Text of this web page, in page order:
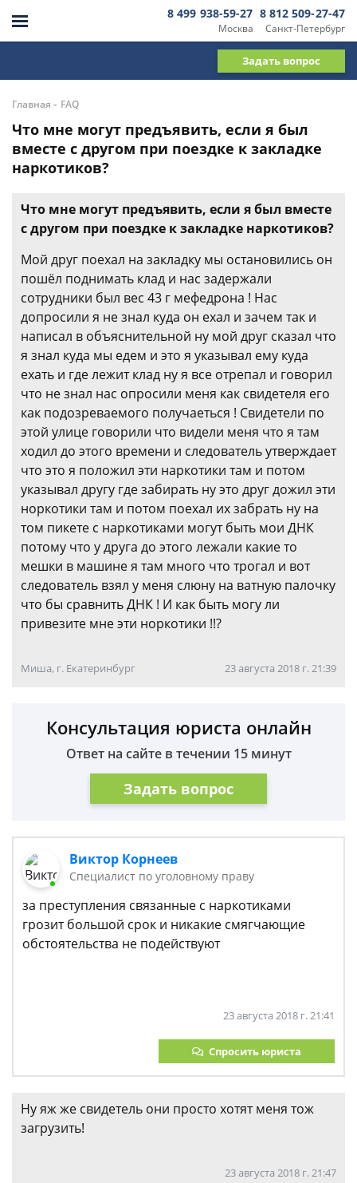
Москва
8 499 938-59-27
Санкт-Петербург
8 812 509-27-47
Задать вопрос
Главная - FAQ
Что мне могут предъявить, если я был
вместе с другом при поездке к закладке
наркотиков?
Что мне могут предъявить, если я был вместе
с другом при поездке к закладке наркотиков?
Мой друг поехал на закладку мы остановились он
пошёл поднимать клад и нас задержали
сотрудники был вес 43 г мефедрона ! Нас
допросили я не знал куда он ехал и зачем так и
написал в объяснительной ну мой друг сказал что
я знал куда мы едем и это я указывал ему куда
ехать и где лежит клад ну я все отрепал и говорил
что не знал нас опросили меня как свидетеля его
как подозреваемого получаеться ! Свидетели по
этой улице говорили что видели меня что я там
ходил до этого времени и следователь утверждает
что это я положил эти наркотики там и потом
указывал другу где забирать ну это друг дожил эти
норкотики там и потом поехал их забрать ну на
том пикете с наркотиками могут быть мои ДНК
потому что у друга до этого лежали какие то
мешки в машине я там много что трогал и вот
следователь взял у меня слюну на ватную палочку
что бы сравнить ДНК ! И как быть могу ли
привезите мне эти норкотики !!?
Миша, г. Екатеринбург 23 августа 2018 г. 21:39
Консультация юриста онлайн
Ответ на сайте в течении 15 минут
Задать вопрос
Виктор Корнеев
Cпециалист по уголовному праву
за преступления связанные с наркотиками
грозит большой срок и никакие смягчающие
обстоятельства не подействуют
23 августа 2018 г. 21:41
Спросить юриста
Ну яж же свидетель они просто хотят меня тож
загрузить!
23 августа 2018 г. 21:47